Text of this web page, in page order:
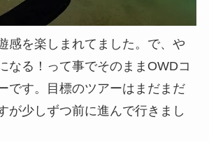
感を楽しまれてました。で、や
なる！って事でそのままOWDコ
です。目標のツアーはまだまだ
が少しずつ前に進んで行きまし